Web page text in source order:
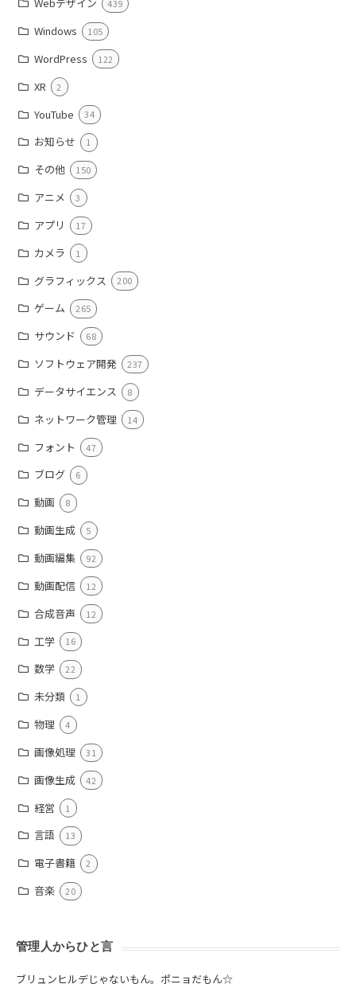
439
Windows 105
WordPress 122
XR 2
YouTube 34
お知らせ 1
その他 150
アニメ 3
アプリ 17
カメラ 1
グラフィックス 200
ゲーム 265
サウンド 68
ソフトウェア開発 237
データサイエンス 8
ネットワーク管理 14
フォント 47
ブログ 6
動画 8
動画生成 5
動画編集 92
動画配信 12
合成音声 12
工学 16
数学 22
未分類 1
物理 4
画像処理 31
画像生成 42
経営 1
言語 13
電子書籍 2
音楽 20
管理人からひと言
ブリュンヒルデじゃないもん。ポニョだもん☆